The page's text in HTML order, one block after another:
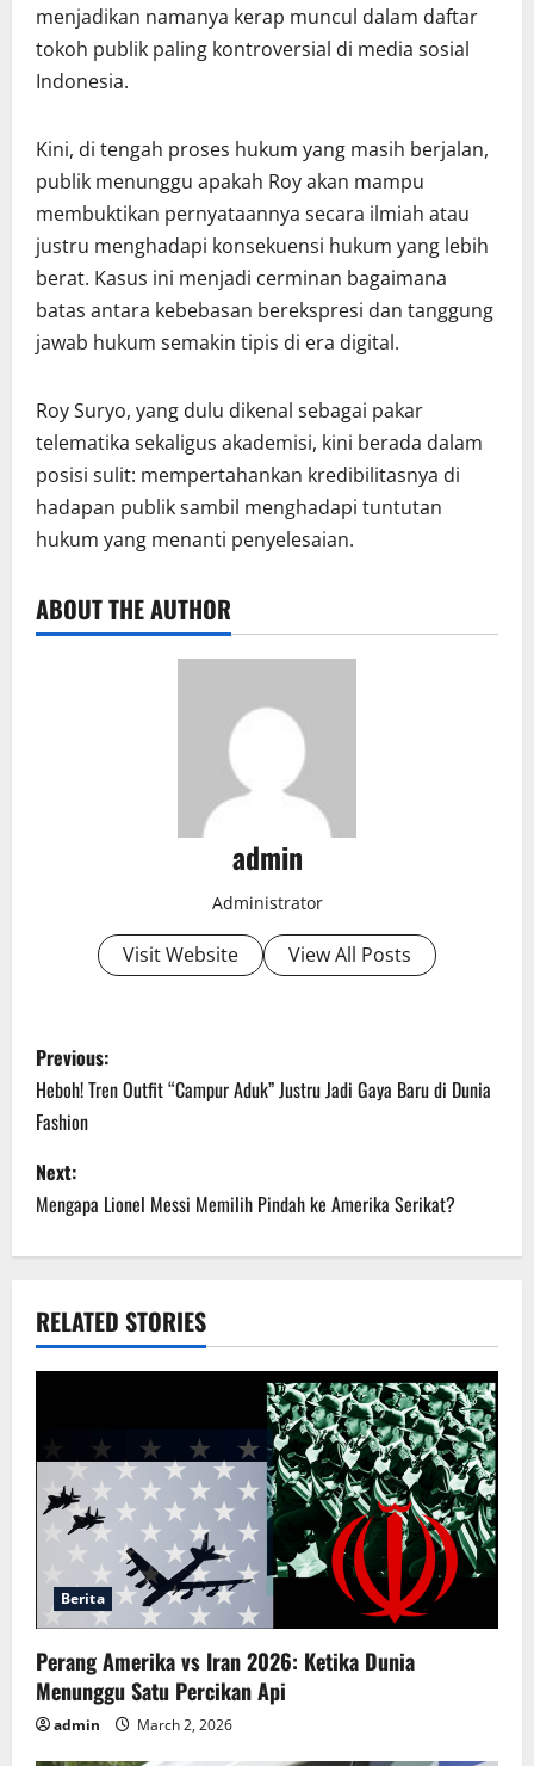
menjadikan namanya kerap muncul dalam daftar
tokoh publik paling kontroversial di media sosial
Indonesia.
Kini, di tengah proses hukum yang masih berjalan,
publik menunggu apakah Roy akan mampu
membuktikan pernyataannya secara ilmiah atau
justru menghadapi konsekuensi hukum yang lebih
berat. Kasus ini menjadi cerminan bagaimana
batas antara kebebasan berekspresi dan tanggung
jawab hukum semakin tipis di era digital.
Roy Suryo, yang dulu dikenal sebagai pakar
telematika sekaligus akademisi, kini berada dalam
posisi sulit: mempertahankan kredibilitasnya di
hadapan publik sambil menghadapi tuntutan
hukum yang menanti penyelesaian.
ABOUT THE AUTHOR
admin
Administrator
Visit Website View All Posts
P
o
s
t
n
a
v
g
a
o
n
Previous:
Heboh! Tren Outfit “Campur Aduk” Justru Jadi Gaya Baru di Dunia
Fashion
Next:
Mengapa Lionel Messi Memilih Pindah ke Amerika Serikat?
RELATED STORIES
Berita
Perang Amerika vs Iran 2026: Ketika Dunia
Menunggu Satu Percikan Api
admin March 2, 2026